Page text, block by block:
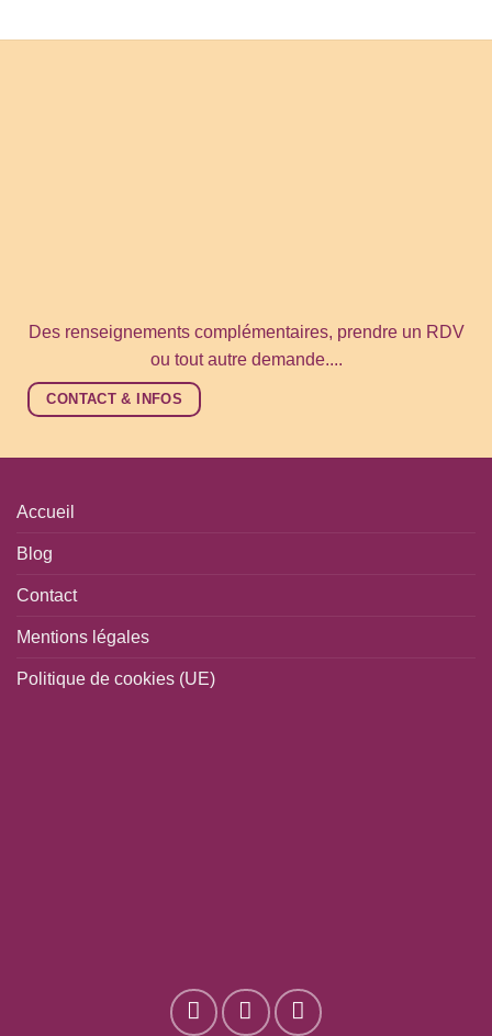
Des renseignements complémentaires, prendre un RDV
ou tout autre demande....
CONTACT & INFOS
Accueil
Blog
Contact
Mentions légales
Politique de cookies (UE)